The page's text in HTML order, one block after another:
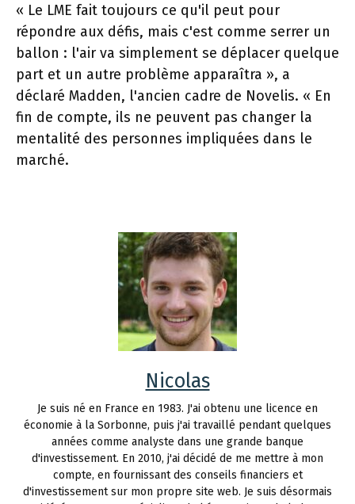
« Le LME fait toujours ce qu'il peut pour
répondre aux défis, mais c'est comme serrer un
ballon : l'air va simplement se déplacer quelque
part et un autre problème apparaîtra », a
déclaré Madden, l'ancien cadre de Novelis. « En
fin de compte, ils ne peuvent pas changer la
mentalité des personnes impliquées dans le
marché.
Nicolas
Je suis né en France en 1983. J'ai obtenu une licence en
économie à la Sorbonne, puis j'ai travaillé pendant quelques
années comme analyste dans une grande banque
d'investissement. En 2010, j'ai décidé de me mettre à mon
compte, en fournissant des conseils financiers et
d'investissement sur mon propre site web. Je suis désormais